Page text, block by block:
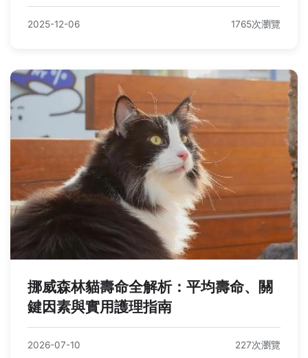
2025-12-06 1765次瀏覽
挪威森林貓壽命全解析：平均壽命、關
鍵因素與實用護理指南
2026-07-10 227次瀏覽